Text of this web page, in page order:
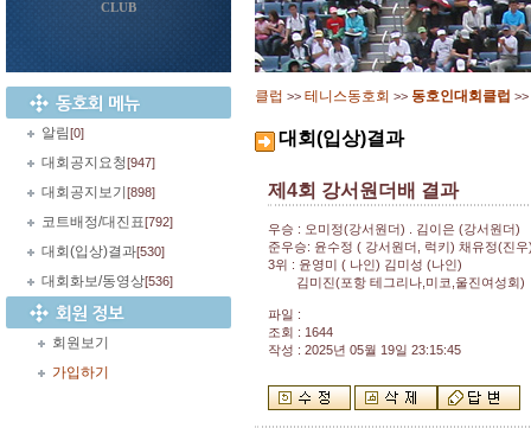
CLUB
알림[0]
대회공지요청[947]
대회공지보기 [898]
코트배정/대진표[792]
대회(입상)결과[530]
대회화보/동영상[536]
회원보기
가입하기
클럽 >> 테니스동호회 >> 동호인대회클럽 >>
대회(입상)결과
제4회 강서원더배 결과
우승 : 오미정(강서원더) . 김이은 (강서원더)
준우승: 윤수정 ( 강서원더, 럭키) 채유정(진
3위 : 윤영미 ( 나인) 김미성 (나인)
김미진(포항 테그리나,미코,울진여성회)
파일 :
조회 : 1644
작성 : 2025년 05월 19일 23:15:45